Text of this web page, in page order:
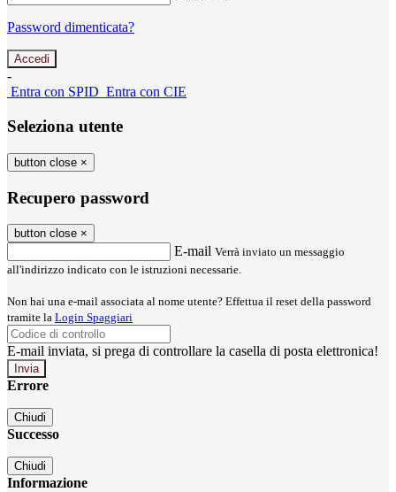
Password dimenticata?
-
Entra con SPID Entra con CIE
Seleziona utente
button close ×
Recupero password
button close ×
E-mail Verrà inviato un messaggio
all'indirizzo indicato con le istruzioni necessarie.
Non hai una e-mail associata al nome utente? Effettua il reset della password
tramite la Login Spaggiari
E-mail inviata, si prega di controllare la casella di posta elettronica!
Errore
Chiudi
Successo
Chiudi
Informazione